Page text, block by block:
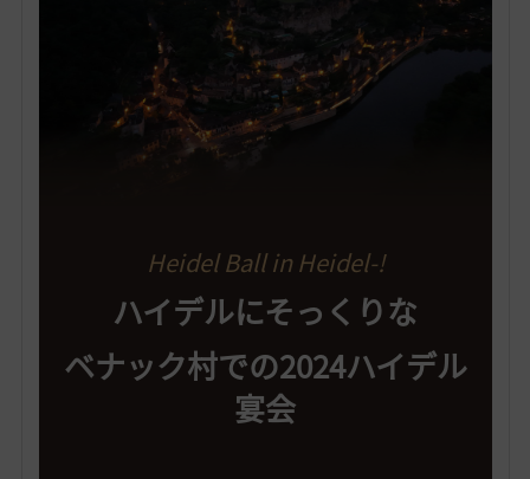
Heidel Ball in Heidel-!
ハイデルにそっくりな
ベナック村での2024ハイデル
宴会